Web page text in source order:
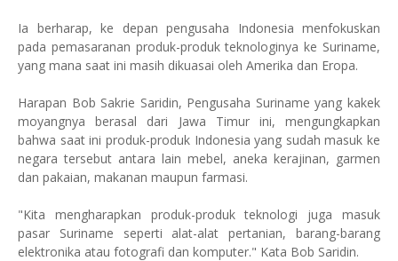
Ia berharap, ke depan pengusaha Indonesia menfokuskan
pada pemasaranan produk-produk teknologinya ke Suriname,
yang mana saat ini masih dikuasai oleh Amerika dan Eropa.
Harapan Bob Sakrie Saridin, Pengusaha Suriname yang kakek
moyangnya berasal dari Jawa Timur ini, mengungkapkan
bahwa saat ini produk-produk Indonesia yang sudah masuk ke
negara tersebut antara lain mebel, aneka kerajinan, garmen
dan pakaian, makanan maupun farmasi.
"Kita mengharapkan produk-produk teknologi juga masuk
pasar Suriname seperti alat-alat pertanian, barang-barang
elektronika atau fotografi dan komputer." Kata Bob Saridin.